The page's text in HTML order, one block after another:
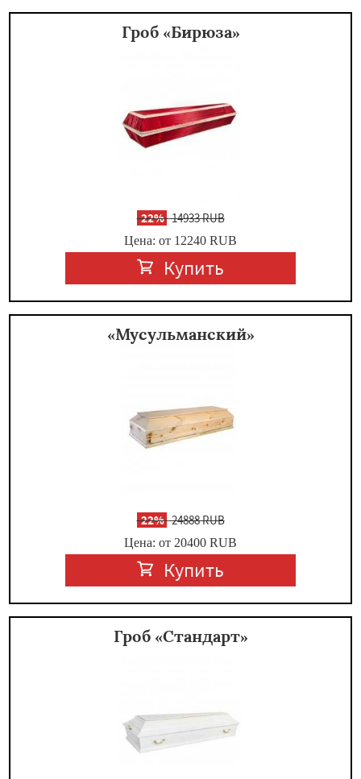
Гроб «Бирюза»
-22%14933 RUB
Цена: от 12240 RUB
Купить
«Мусульманский»
-22%24888 RUB
Цена: от 20400 RUB
Купить
Гроб «Стандарт»